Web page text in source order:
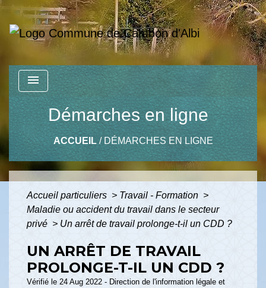
menu
Démarches en ligne
ACCUEIL/ DÉMARCHES EN LIGNE
Accueil particuliers > Travail - Formation >
Maladie ou accident du travail dans le secteur
privé > Un arrêt de travail prolonge-t-il un CDD ?
UN ARRÊT DE TRAVAIL
PROLONGE-T-IL UN CDD ?
Vérifié le 24 Aug 2022 - Direction de l'information légale et